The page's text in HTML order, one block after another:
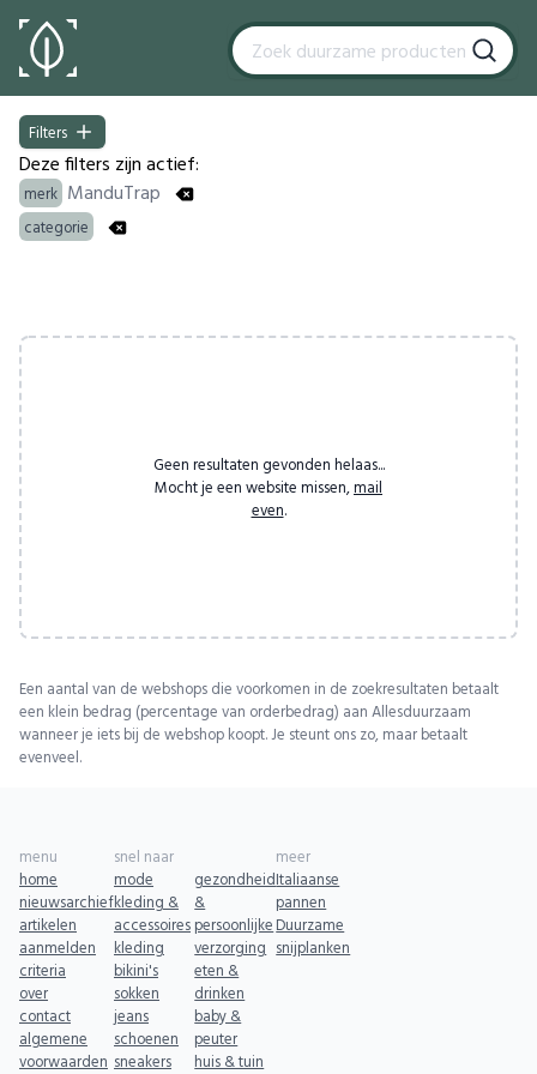
Filters
Filters
Deze filters zijn actief:
merk ManduTrap
categorie
Geen resultaten gevonden helaas...
Mocht je een website missen, mail
even.
Een aantal van de webshops die voorkomen in de zoekresultaten betaalt
een klein bedrag (percentage van orderbedrag) aan Allesduurzaam
wanneer je iets bij de webshop koopt. Je steunt ons zo, maar betaalt
evenveel.
menu
home
nieuwsarchief
artikelen
aanmelden
criteria
over
contact
algemene
voorwaarden
snel naar
mode
kleding &
accessoires
kleding
bikini's
sokken
jeans
schoenen
sneakers
gezondheid
&
persoonlijke
verzorging
eten &
drinken
baby &
peuter
huis & tuin
meer
Italiaanse
pannen
Duurzame
snijplanken